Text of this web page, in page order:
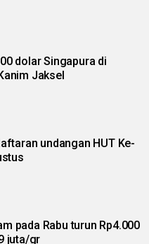
dolar Singapura di
Jaksel
undangan HUT Ke-
pada Rabu turun Rp4.000
juta/gr